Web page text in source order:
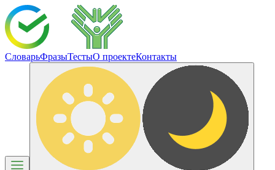
СловарьФразыТестыО проектеКонтакты